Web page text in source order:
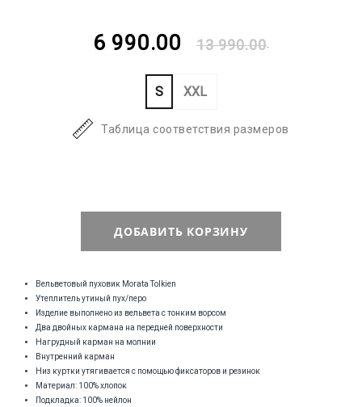
6 990.00 13 990.00
S XXL
Таблица соответствия размеров
ДОБАВИТЬ КОРЗИНУ
Вельветовый пуховик Morata Tolkien
Утеплитель утиный пух/перо
Изделие выполнено из вельвета с тонким ворсом
Два двойных кармана на передней поверхности
Нагрудный карман на молнии
Внутренний карман
Низ куртки утягивается с помощью фиксаторов и резинок
Материал: 100% хлопок
Подкладка: 100% нейлон